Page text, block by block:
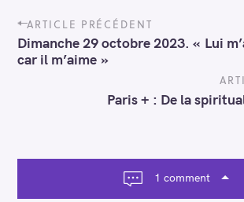
P
o
s
t
a
ARTICLE PRÉCÉDENT
Dimanche 29 octobre 2023. « Lui
car il m’aime »
Paris + : De la
1 comment